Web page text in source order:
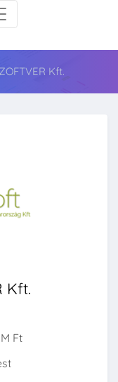
Kft.
Kft.
Ft